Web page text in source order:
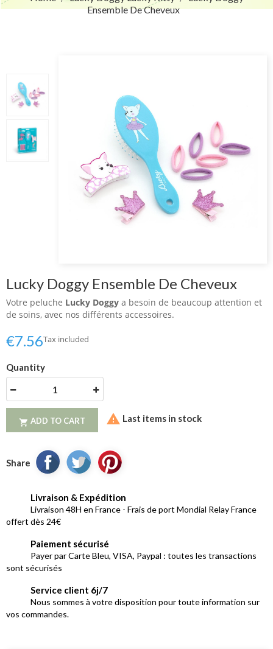
Ensemble De Cheveux
Lucky Doggy Ensemble De Cheveux
Votre peluche Lucky Doggy a besoin de beaucoup attention et
de soins, avec nos différents accessoires.
€7.56Tax included
Quantity
 ADD TO CART  Last items in stock
Share
Livraison & Expédition
Livraison 48H en France - Frais de port Mondial Relay France
offert dès 24€
Paiement sécurisé
Payer par Carte Bleu, VISA, Paypal : toutes les transactions
sont sécurisés
Service client 6j/7
Nous sommes à votre disposition pour toute information sur
vos commandes.